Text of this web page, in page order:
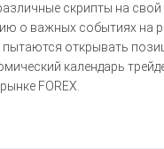
скрипты на
о важных событиях на
пытаются открывать
календарь
FOREX.